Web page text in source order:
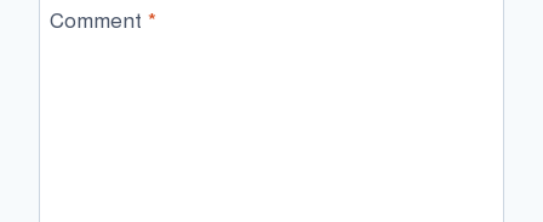
Comment *